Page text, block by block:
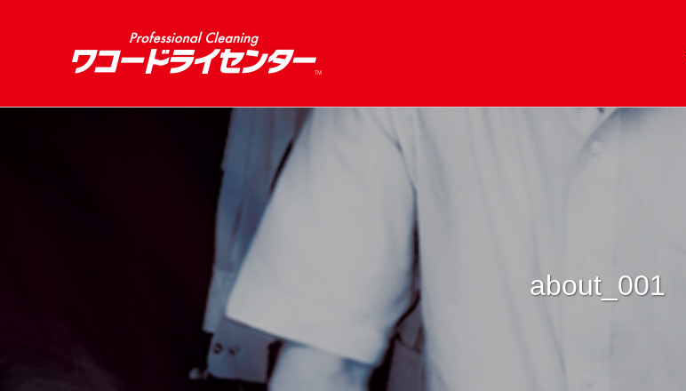
about_001